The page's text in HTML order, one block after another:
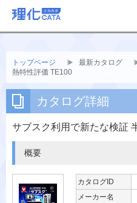
トップページ 最新カタログ
熱特性評価 TE100
カタログ詳細
サブスク利用で新たな検証
概要
カタログID
メーカー名